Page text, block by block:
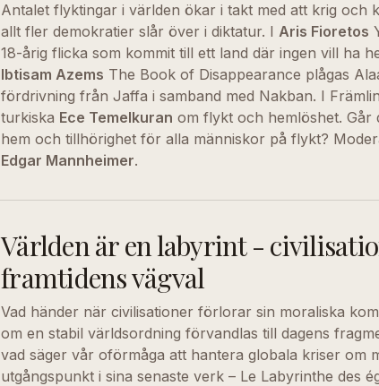
Antalet flyktingar i världen ökar i takt med att krig och
allt fler demokratier slår över i diktatur. I Aris Fioretos
18-årig flicka som kommit till ett land där ingen vill ha
Ibtisam Azems The Book of Disappearance plågas
fördrivning från Jaffa i samband med Nakban. I
turkiska Ece Temelkuran om flykt och hemlöshet. Går
hem och tillhörighet för alla människor på flykt?
Edgar Mannheimer.
Världen är en labyrint -
framtidens vägval
Vad händer när civilisationer förlorar sin moraliska
om en stabil världsordning förvandlas till dagens
vad säger vår oförmåga att hantera globala kriser om
utgångspunkt i sina senaste verk – Le Labyrinthe des